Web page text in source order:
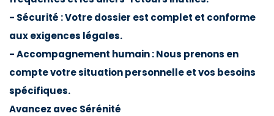
- Sécurité : Votre dossier est complet et conforme
aux exigences légales.
- Accompagnement humain : Nous prenons en
compte votre situation personnelle et vos besoins
spécifiques.
Avancez avec Sérénité